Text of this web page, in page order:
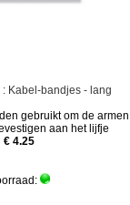
Kabel-bandjes - lang
gebruikt om de armen
aan het lijfje
€ 4.25